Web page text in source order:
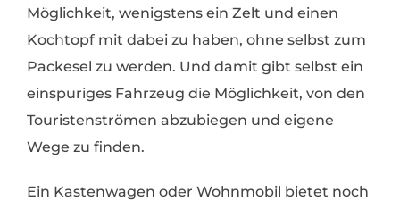
Möglichkeit, wenigstens ein Zelt und einen
Kochtopf mit dabei zu haben, ohne selbst zum
Packesel zu werden. Und damit gibt selbst ein
einspuriges Fahrzeug die Möglichkeit, von den
Touristenströmen abzubiegen und eigene
Wege zu finden.
Ein Kastenwagen oder Wohnmobil bietet noch